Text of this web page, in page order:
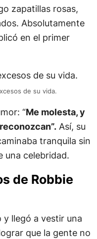
zapatillas rosas,
Absolutamente
en el primer
de su vida.
“Me molesta, y
Así, su
tranquila sin
una celebridad.
de Robbie
y llegó a vestir una
que la gente no